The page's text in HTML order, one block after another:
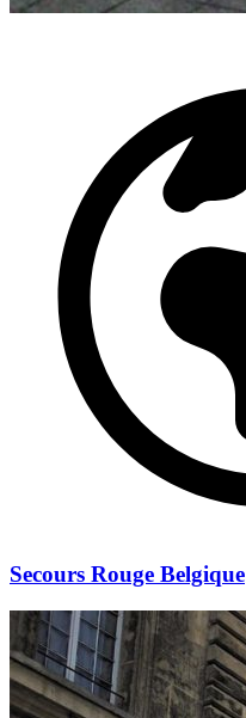
Secours Rouge Belgique